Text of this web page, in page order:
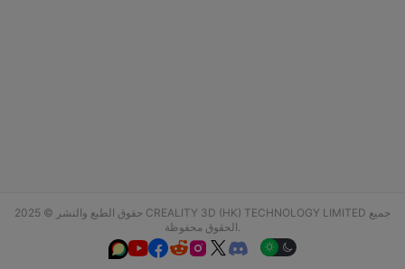
حقوق الطبع والنشر © 2025 CREALITY 3D (HK) TECHNOLOGY LIMITED جميع
الحقوق محفوظة.
  